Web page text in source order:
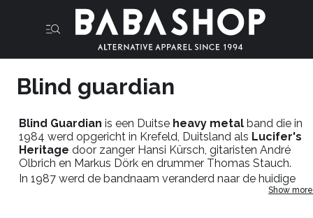
Blind guardian
Blind Guardian is een Duitse heavy metal band die in
1984 werd opgericht in Krefeld, Duitsland als Lucifer's
Heritage door zanger Hansi Kürsch, gitaristen André
Olbrich en Markus Dörk en drummer Thomas Stauch.
In 1987 werd de bandnaam veranderd naar de huidige
Battalions of
Show more